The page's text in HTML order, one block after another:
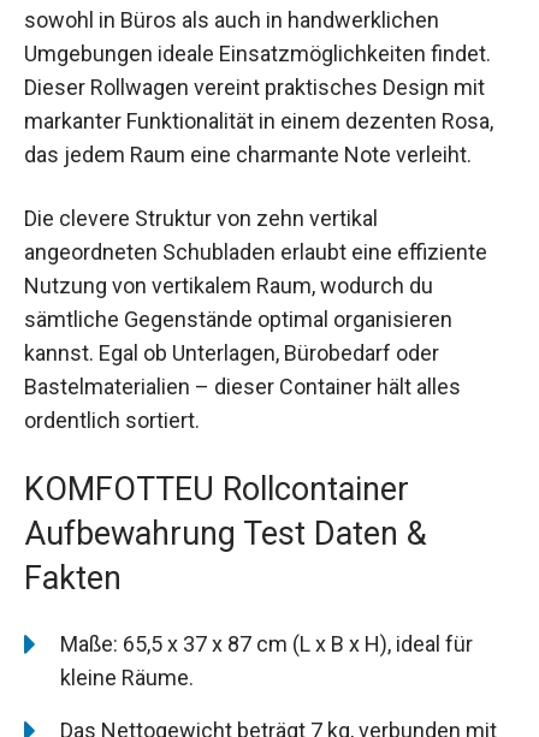
sowohl in Büros als auch in handwerklichen
Umgebungen ideale Einsatzmöglichkeiten findet.
Dieser Rollwagen vereint praktisches Design mit
markanter Funktionalität in einem dezenten Rosa,
das jedem Raum eine charmante Note verleiht.
Die clevere Struktur von zehn vertikal
angeordneten Schubladen erlaubt eine effiziente
Nutzung von vertikalem Raum, wodurch du
sämtliche Gegenstände optimal organisieren
kannst. Egal ob Unterlagen, Bürobedarf oder
Bastelmaterialien – dieser Container hält alles
ordentlich sortiert.
KOMFOTTEU Rollcontainer
Aufbewahrung Test Daten &
Fakten
Maße: 65,5 x 37 x 87 cm (L x B x H), ideal für
kleine Räume.
Das Nettogewicht beträgt 7 kg, verbunden mit